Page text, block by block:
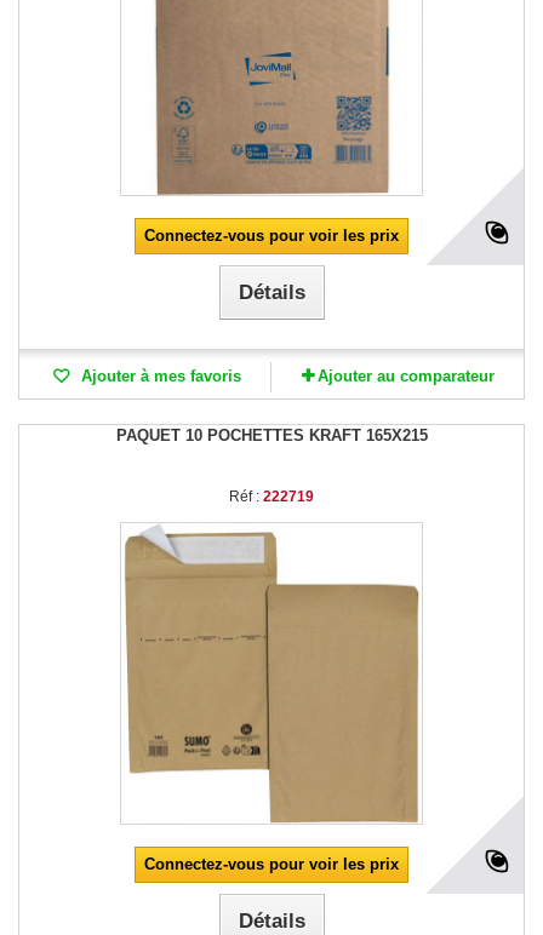
Connectez-vous pour voir les prix
Détails
Ajouter à mes favoris Ajouter au comparateur
PAQUET 10 POCHETTES KRAFT 165X215
Réf : 222719
Connectez-vous pour voir les prix
Détails